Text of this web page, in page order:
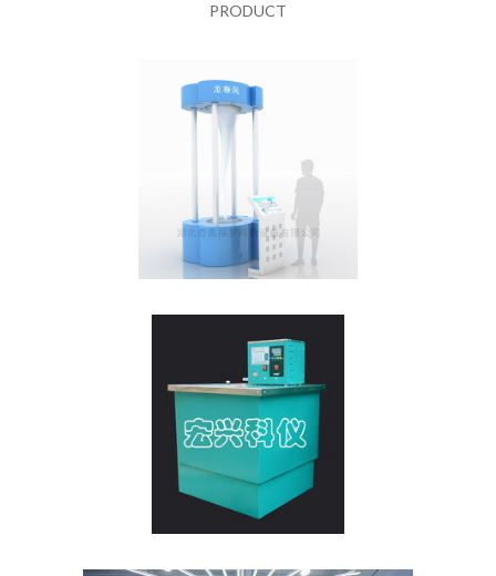
PRODUCT